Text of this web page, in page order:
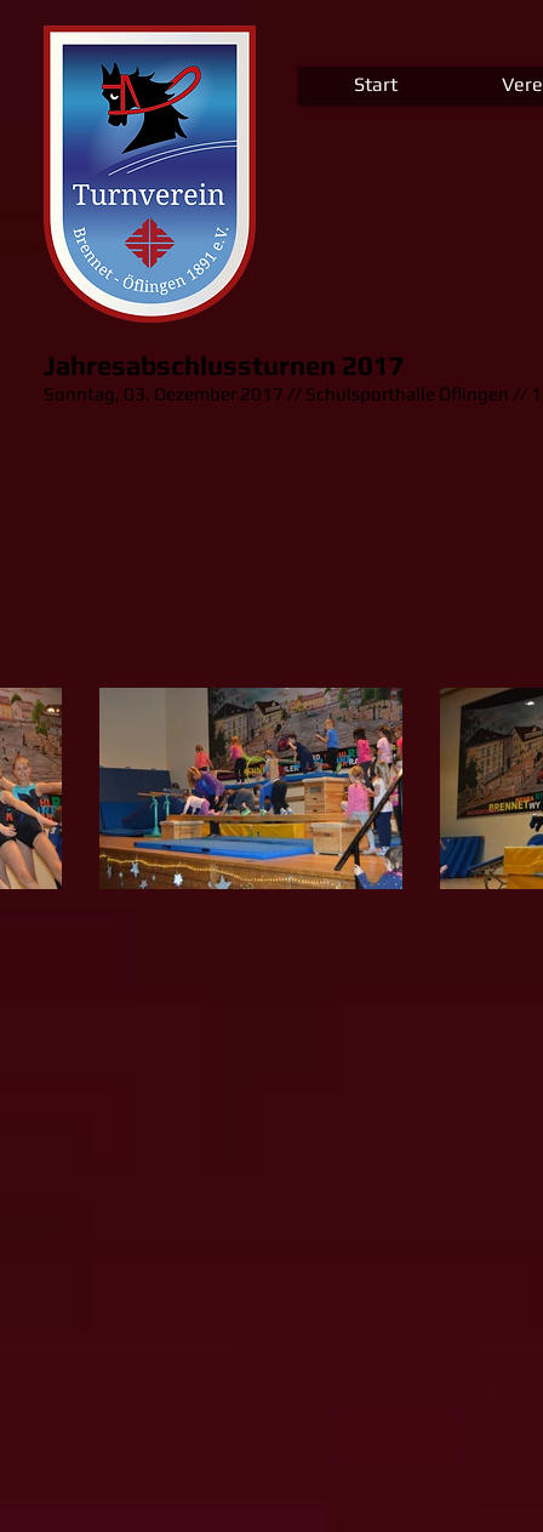
Start
Jahresabschlussturnen 2017
Sonntag, 03. Dezember 2017 // Schulsporthalle Öflingen //